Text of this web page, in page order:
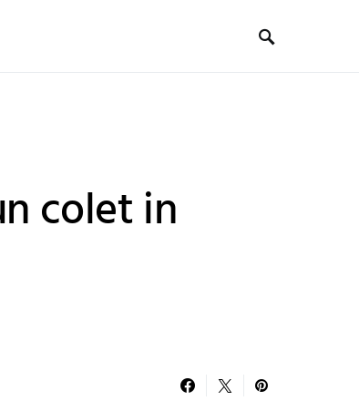
colet in